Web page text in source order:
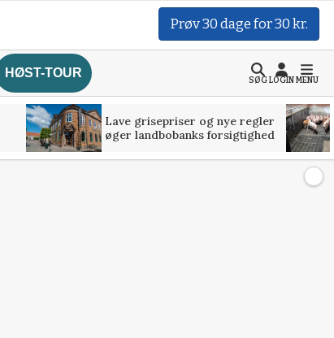
Prøv 30 dage for 30 kr.
HØST-TOUR
SØGLOGINMENU
Lave grisepriser og nye regler
øger landbobanks forsigtighed